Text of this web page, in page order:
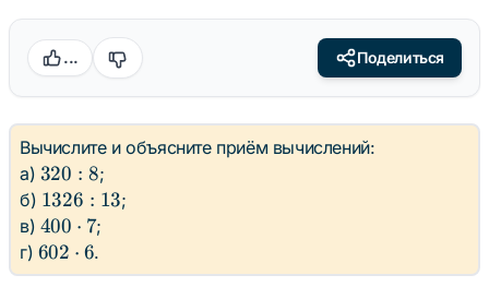
... Поделиться
Вычислите и объясните приём вычислений:
а) 320
: 8
320 : 8;
б) 1326
: 13
1326 : 13;
в) 400
\cdot
7
400 ⋅ 7;
г) 602
\cdot
602 ⋅ 6.